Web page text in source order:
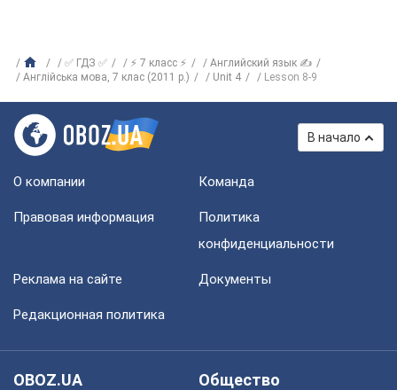
✅ ГДЗ ✅ ⚡ 7 класс ⚡
Английский язык ✍
Англійська мова, 7 клас (2011 р.)
Unit 4 Lesson 8-9
В начало
О компании Команда
Правовая информация
Политика
конфиденциальности
Реклама на сайте Документы
Редакционная политика
OBOZ.UA
Общество